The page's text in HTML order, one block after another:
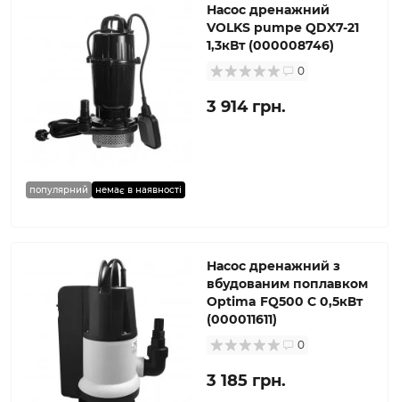
популярний немає в наявності
Насос дренажний
VOLKS pumpe QDX7-21
1,3кВт (000008746)
0
3 914 грн.
Насос дренажний з
вбудованим поплавком
Optima FQ500 С 0,5кВт
(000011611)
0
3 185 грн.